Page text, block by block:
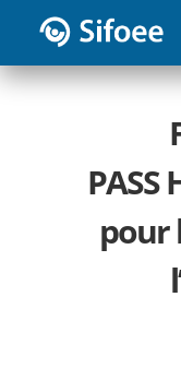
PASS
pour